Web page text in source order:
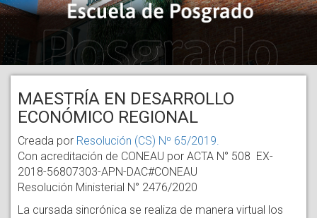
MAESTRÍA EN DESARROLLO
ECONÓMICO REGIONAL
Creada por Resolución (CS) Nº 65/2019.
Con acreditación de CONEAU por ACTA N° 508 EX-
2018-56807303-APN-DAC#CONEAU
Resolución Ministerial N° 2476/2020
La cursada sincrónica se realiza de manera virtual los